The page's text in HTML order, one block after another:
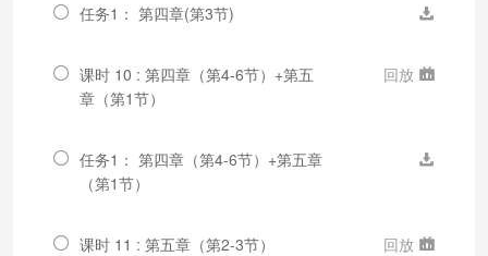
任务1： 第四章(第3节)
课时 10 : 第四章（第4-6节）+第五
章（第1节）
回放
任务1： 第四章（第4-6节）+第五章
（第1节）
课时 11 : 第五章（第2-3节） 回放